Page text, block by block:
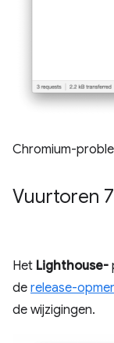
Chromium-
Vuurtoren
Het Lighthouse-
de release-
de wijzigingen.